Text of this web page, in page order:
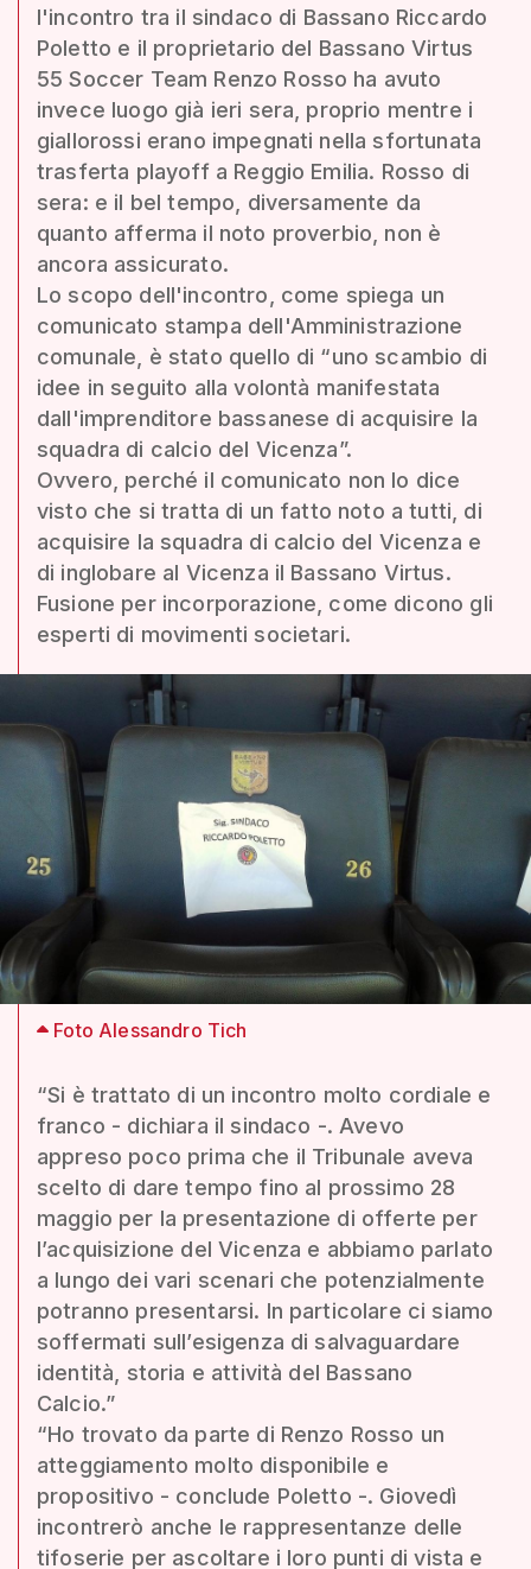
l'incontro tra il sindaco di Bassano Riccardo
Poletto e il proprietario del Bassano Virtus
55 Soccer Team Renzo Rosso ha avuto
invece luogo già ieri sera, proprio mentre i
giallorossi erano impegnati nella sfortunata
trasferta playoff a Reggio Emilia. Rosso di
sera: e il bel tempo, diversamente da
quanto afferma il noto proverbio, non è
ancora assicurato.
Lo scopo dell'incontro, come spiega un
comunicato stampa dell'Amministrazione
comunale, è stato quello di “uno scambio di
idee in seguito alla volontà manifestata
dall'imprenditore bassanese di acquisire la
squadra di calcio del Vicenza”.
Ovvero, perché il comunicato non lo dice
visto che si tratta di un fatto noto a tutti, di
acquisire la squadra di calcio del Vicenza e
di inglobare al Vicenza il Bassano Virtus.
Fusione per incorporazione, come dicono gli
esperti di movimenti societari.
Foto Alessandro Tich
“Si è trattato di un incontro molto cordiale e
franco - dichiara il sindaco -. Avevo
appreso poco prima che il Tribunale aveva
scelto di dare tempo fino al prossimo 28
maggio per la presentazione di offerte per
l’acquisizione del Vicenza e abbiamo parlato
a lungo dei vari scenari che potenzialmente
potranno presentarsi. In particolare ci siamo
soffermati sull’esigenza di salvaguardare
identità, storia e attività del Bassano
Calcio.”
“Ho trovato da parte di Renzo Rosso un
atteggiamento molto disponibile e
propositivo - conclude Poletto -. Giovedì
incontrerò anche le rappresentanze delle
tifoserie per ascoltare i loro punti di vista e